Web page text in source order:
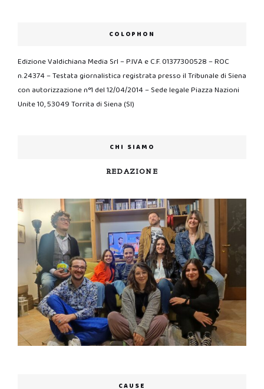
COLOPHON
Edizione Valdichiana Media Srl – P.IVA e C.F. 01377300528 – ROC
n.24374 – Testata giornalistica registrata presso il Tribunale di Siena
con autorizzazione n°1 del 12/04/2014 – Sede legale Piazza Nazioni
Unite 10, 53049 Torrita di Siena (SI)
CHI SIAMO
REDAZIONE
CAUSE